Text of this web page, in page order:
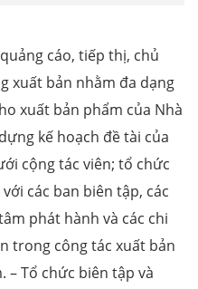
cáo, tiếp thị, chủ
xuất bản nhằm đa dạng
xuất bản phẩm của Nhà
kế hoạch đề tài của
cộng tác viên; tổ chức
các ban biên tập, các
phát hành và các chi
trong công tác xuất bản
– Tổ chức biên tập và